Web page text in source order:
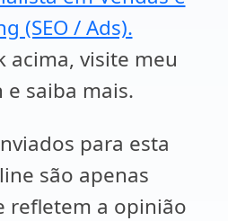
(SEO / Ads).
acima, visite meu
e saiba mais.
para esta
são apenas
refletem a opinião